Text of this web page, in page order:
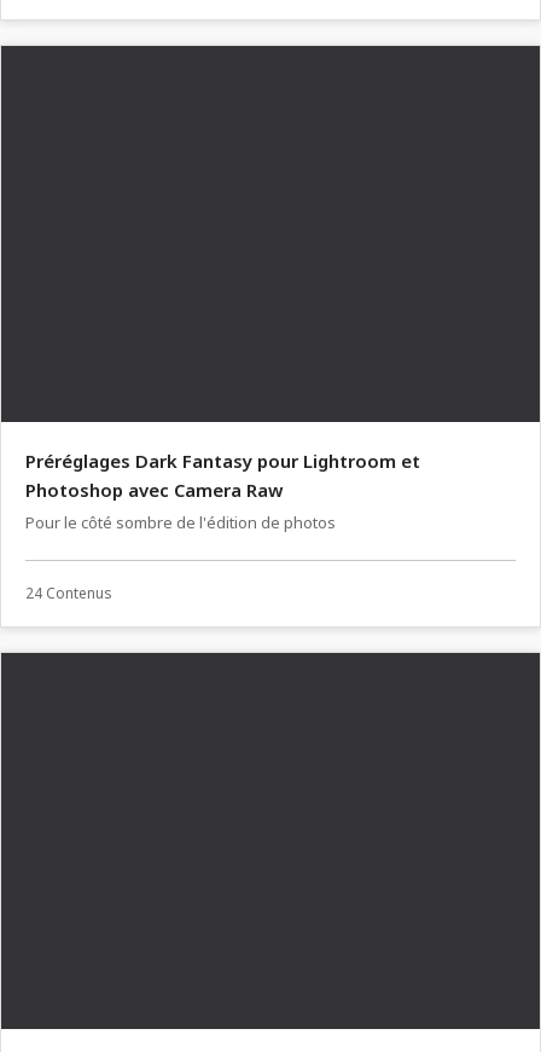
Préréglages Dark Fantasy pour Lightroom et
Photoshop avec Camera Raw
Pour le côté sombre de l'édition de photos
24 Contenus